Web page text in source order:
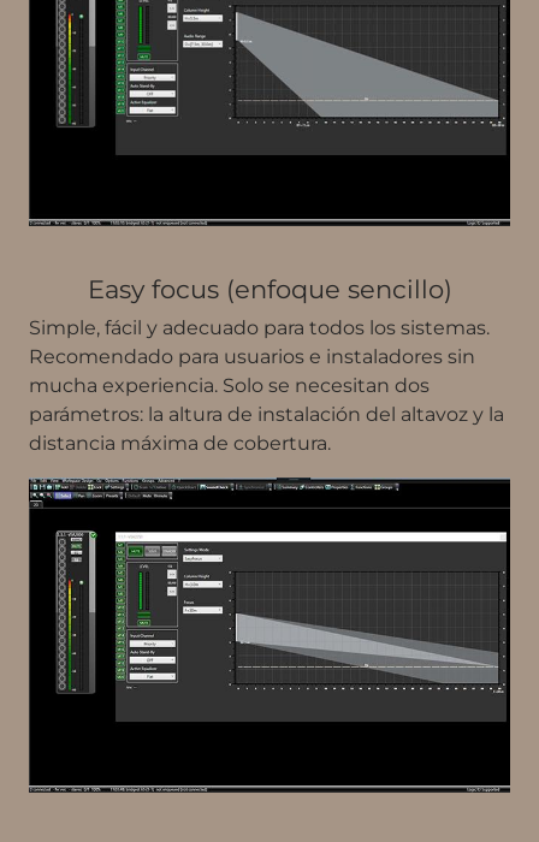
Easy focus (enfoque sencillo)
Simple, fácil y adecuado para todos los sistemas.
Recomendado para usuarios e instaladores sin
mucha experiencia. Solo se necesitan dos
parámetros: la altura de instalación del altavoz y la
distancia máxima de cobertura.